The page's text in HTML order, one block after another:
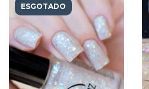
ESGOTADO